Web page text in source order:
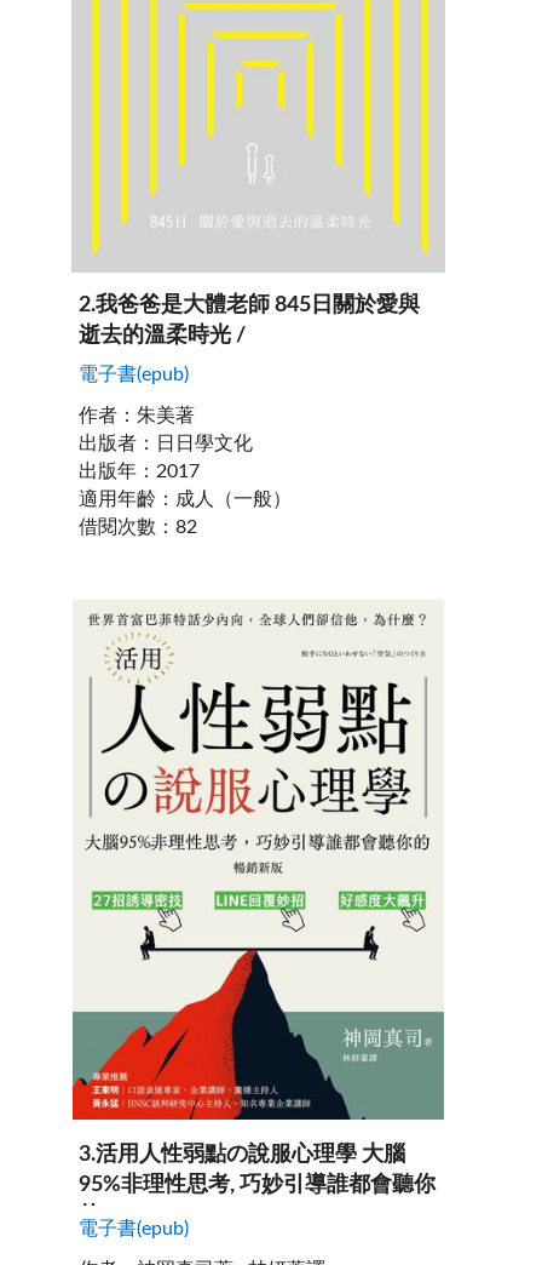
2.我爸爸是大體老師 845日關於愛與
逝去的溫柔時光 /
電子書(epub)
作者： 朱美著
出版者：
日日學文化
出版年： 2017
適用年齡： 成人（一般）
借閱次數 ： 82
3.活用人性弱點の說服心理學 大腦
95%非理性思考, 巧妙引導誰都會聽你
的 /
電子書(epub)